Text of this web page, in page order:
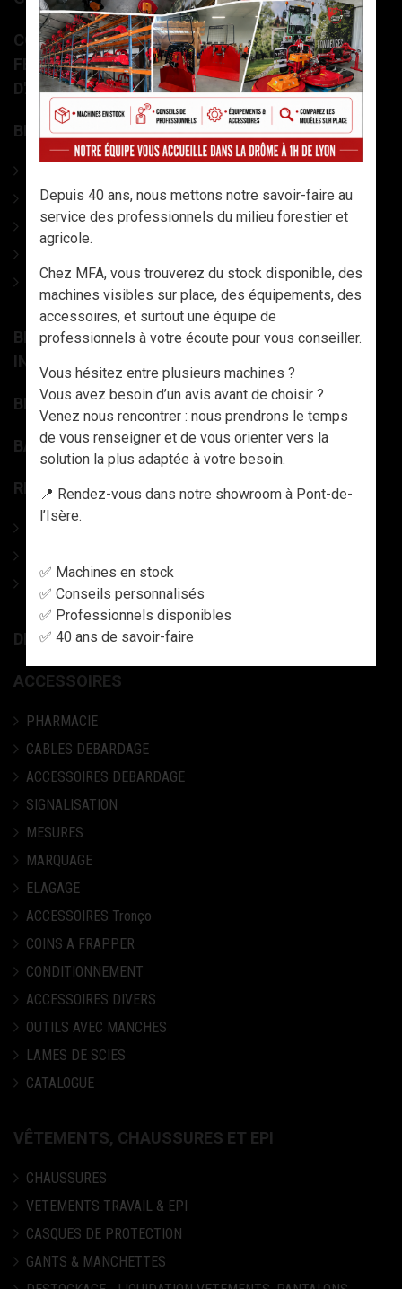
COMBINÉ BOIS DE CHAUFFAGE – SCIEUR-
FENDEUR (LAME OU GUIDE CHAÎNE) - DECK
D'ALIMENTATION
BROYEURS À AXE HORIZONTAL
Broyeurs d'accotement
Tondeuses à lames
Broyeurs grandes cultures
BROYEURS / TONDEUSES À AXE VERTICALE +
INTERCEPS
BROYEURS FORESTIERS
BALAYAGE ET NETTOYAGE AGRICOLE / VOIRIE.
REMORQUE ET GRUES FORESTIÈRES
Grues de débardage forestières
DIVERS MATÉRIEL MARAÎCHAGE
ACCESSOIRES
PHARMACIE
CABLES DEBARDAGE
ACCESSOIRES DEBARDAGE
SIGNALISATION
MESURES
MARQUAGE
ELAGAGE
ACCESSOIRES Tronço
COINS A FRAPPER
CONDITIONNEMENT
ACCESSOIRES DIVERS
OUTILS AVEC MANCHES
LAMES DE SCIES
CATALOGUE
VÊTEMENTS, CHAUSSURES ET EPI
CHAUSSURES
VETEMENTS TRAVAIL & EPI
CASQUES DE PROTECTION
GANTS & MANCHETTES
Depuis 40 ans, nous mettons notre savoir-faire au
service des professionnels du milieu forestier et
agricole.
Chez MFA, vous trouverez du stock disponible, des
machines visibles sur place, des équipements, des
accessoires, et surtout une équipe de
professionnels à votre écoute pour vous conseiller.
Vous hésitez entre plusieurs machines ?
Vous avez besoin d’un avis avant de choisir ?
Venez nous rencontrer : nous prendrons le temps
de vous renseigner et de vous orienter vers la
solution la plus adaptée à votre besoin.
📍 Rendez-vous dans notre showroom à Pont-de-
l’Isère.
✅ Machines en stock
✅ Conseils personnalisés
✅ Professionnels disponibles
✅ 40 ans de savoir-faire